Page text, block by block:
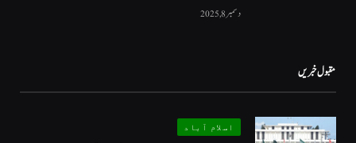
دسمبر 8, 2025
مقبول خبریں
اسلام آباد